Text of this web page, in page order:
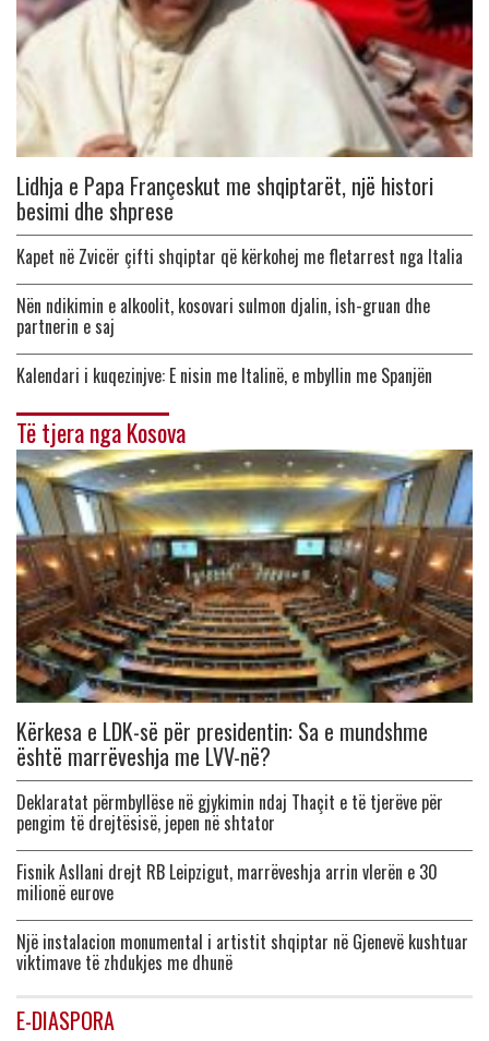
Lidhja e Papa Françeskut me shqiptarët, një histori
besimi dhe shprese
Kapet në Zvicër çifti shqiptar që kërkohej me fletarrest nga Italia
Nën ndikimin e alkoolit, kosovari sulmon djalin, ish-gruan dhe
partnerin e saj
Kalendari i kuqezinjve: E nisin me Italinë, e mbyllin me Spanjën
Të tjera nga Kosova
Kërkesa e LDK-së për presidentin: Sa e mundshme
është marrëveshja me LVV-në?
Deklaratat përmbyllëse në gjykimin ndaj Thaçit e të tjerëve për
pengim të drejtësisë, jepen në shtator
Fisnik Asllani drejt RB Leipzigut, marrëveshja arrin vlerën e 30
milionë eurove
Një instalacion monumental i artistit shqiptar në Gjenevë kushtuar
viktimave të zhdukjes me dhunë
E-DIASPORA